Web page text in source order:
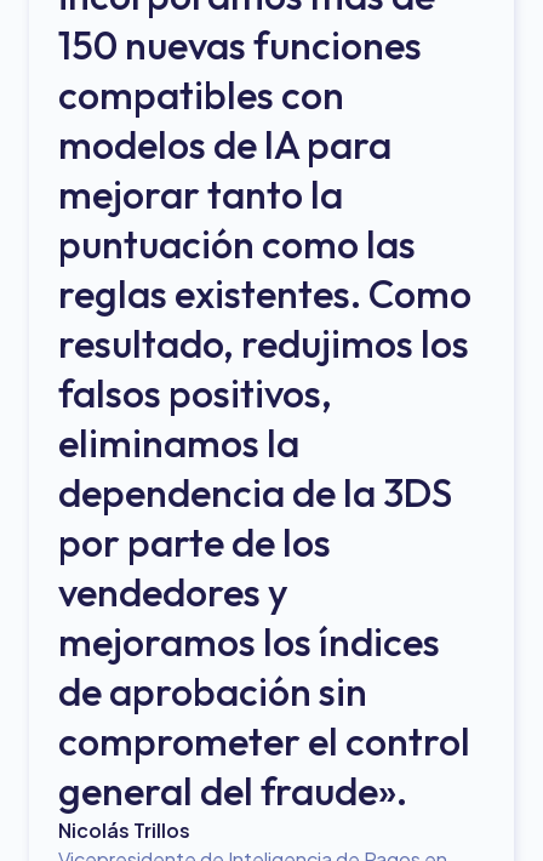
150 nuevas funciones
compatibles con
modelos de IA para
mejorar tanto la
puntuación como las
reglas existentes. Como
resultado, redujimos los
falsos positivos,
eliminamos la
dependencia de la 3DS
por parte de los
vendedores y
mejoramos los índices
de aprobación sin
comprometer el control
general del fraude».
Nicolás Trillos